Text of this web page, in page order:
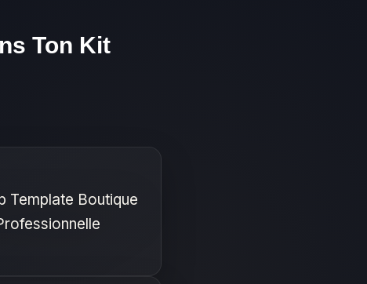
Ton Kit